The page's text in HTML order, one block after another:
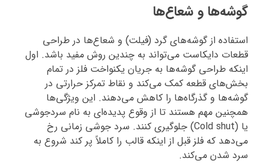
گوشه‌ها و شعاع‌ها
استفاده از گوشه‌های گرد (فیلت) و شعاع‌ها در طراحی
قطعات دایکاست می‌تواند به چندین روش مفید باشد. اول
اینکه طراحی گوشه‌ها به جریان یکنواخت فلز در تمام
بخش‌های قطعه کمک می‌کند و نقاط تمرکز حرارتی در
گوشه‌ها و گذرگاه‌ها را کاهش می‌دهند. این ویژگی‌ها
همچنین مهم هستند تا از وقوع پدیده‌ای به نام سردجوشی
یا (Cold shut) جلوگیری کنند. سرد جوشی زمانی رخ
می‌دهد که فلز قبل از اینکه قالب را کاملاً پر کند شروع به
سرد شدن می‌کند.